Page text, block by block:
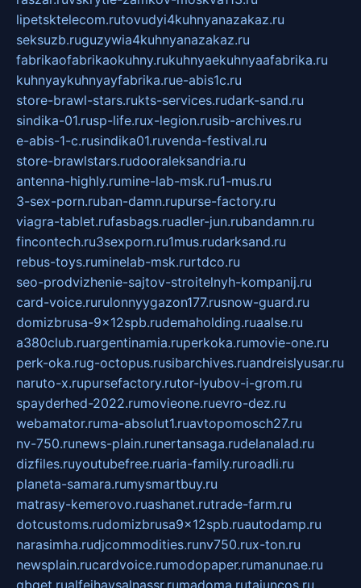
lipetsktelecom.rutovudyi4kuhnyanazakaz.ru
seksuzb.ruguzywia4kuhnyanazakaz.ru
fabrikaofabrikaokuhny.rukuhnyaekuhnyaafabrika.ru
kuhnyaykuhnyayfabrika.rue-abis1c.ru
store-brawl-stars.rukts-services.rudark-sand.ru
sindika-01.rusp-life.rux-legion.rusib-archives.ru
e-abis-1-c.rusindika01.ruvenda-festival.ru
store-brawlstars.rudooraleksandria.ru
antenna-highly.rumine-lab-msk.ru1-mus.ru
3-sex-porn.ruban-damn.rupurse-factory.ru
viagra-tablet.rufasbags.ruadler-jun.rubandamn.ru
fincontech.ru3sexporn.ru1mus.rudarksand.ru
rebus-toys.ruminelab-msk.rurtdco.ru
seo-prodvizhenie-sajtov-stroitelnyh-kompanij.ru
card-voice.rurulonnyygazon177.rusnow-guard.ru
domizbrusa-9x12spb.rudemaholding.ruaalse.ru
a380club.ruargentinamia.ruperkoka.rumovie-one.ru
perk-oka.rug-octopus.rusibarchives.ruandreislyusar.ru
naruto-x.rupursefactory.rutor-lyubov-i-grom.ru
spayderhed-2022.rumovieone.ruevro-dez.ru
webamator.ruma-absolut1.ruavtopomosch27.ru
nv-750.runews-plain.runertansaga.rudelanalad.ru
dizfiles.ruyoutubefree.ruaria-family.ruroadli.ru
planeta-samara.rumysmartbuy.ru
matrasy-kemerovo.ruashanet.rutrade-farm.ru
dotcustoms.rudomizbrusa9x12spb.ruautodamp.ru
narasimha.rudjcommodities.runv750.rux-ton.ru
newsplain.rucardvoice.rumodopaper.rumanunae.ru